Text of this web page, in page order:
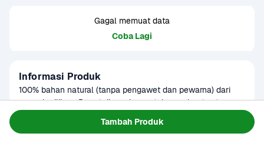
Tambah Produk
Gagal memuat data
Coba Lagi
Informasi Produk
100% bahan natural (tanpa pengawet dan pewarna) dari
rempah pilihan. Dapat digunakan untuk membuat soto
kuning, aneka pepes kuning, dan masakan lainnya.
Bumbu & Saus